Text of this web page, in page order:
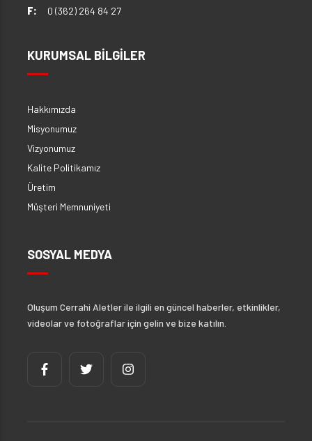
F:
0 (362) 264 84 27
KURUMSAL BİLGİLER
Hakkımızda
Misyonumuz
Vizyonumuz
Kalite Politikamız
Üretim
Müşteri Memnuniyeti
SOSYAL MEDYA
Oluşum Cerrahi Aletler ile ilgili en güncel haberler, etkinlikler,
videolar ve fotoğraflar için gelin ve bize katılın.